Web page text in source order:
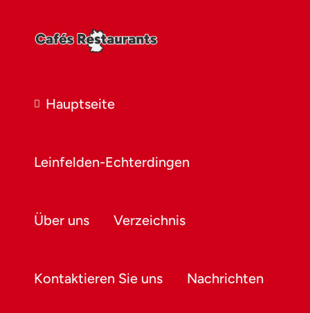
Hauptseite
Leinfelden-Echterdingen
Über uns Verzeichnis
Kontaktieren Sie uns Nachrichten